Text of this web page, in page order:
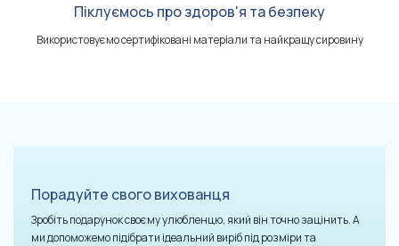
Піклуємось про здоров'я та безпеку
Використовуємо сертифіковані матеріали та найкращу сировину
Порадуйте свого вихованця
Зробіть подарунок своєму улюбленцю, який він точно зацінить. А
ми допоможемо підібрати ідеальний виріб під розміри та